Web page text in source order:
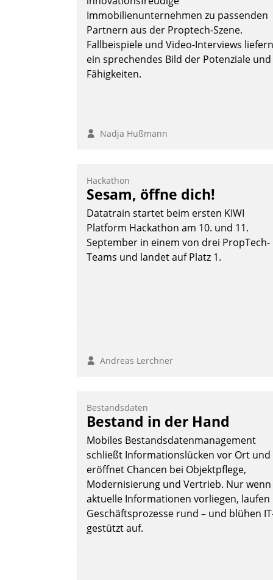
Immobilienunternehmen zu passenden
Partnern aus der Proptech-Szene.
Fallbeispiele und Video-Interviews liefern
ein sprechendes Bild der Potenziale und
Fähigkeiten.
Nadja Hußmann
Hackathon
Sesam, öffne dich!
Datatrain startet beim ersten KIWI
Platform Hackathon am 10. und 11.
September in einem von drei PropTech-
Teams und landet auf Platz 1.
Andreas Lerchner
Bestandsdaten
Bestand in der Hand
Mobiles Bestandsdatenmanagement
schließt Informationslücken vor Ort und
eröffnet Chancen bei Objektpflege,
Modernisierung und Vertrieb. Nur wenn
aktuelle Informationen vorliegen, laufen
Geschäftsprozesse rund – und blühen
gestützt auf.